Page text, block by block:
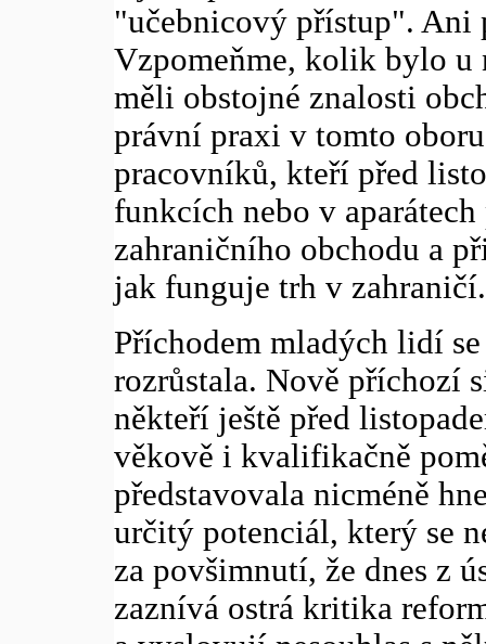
"učebnicový přístup". Ani
Vzpomeňme, kolik bylo u
měli obstojné znalosti
právní praxi v tomto
pracovníků, kteří před
funkcích nebo v
zahraničního obchodu a
jak funguje trh v zahraničí.
Příchodem mladých lidí
rozrůstala. Nově příchozí
někteří ještě před
věkově i kvalifikačně
představovala nicméně
určitý potenciál, který se
za povšimnutí, že dnes z
zaznívá ostrá kritika